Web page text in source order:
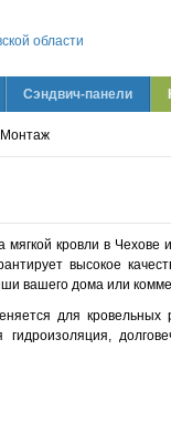
области
Сэндвич-панели
Монтаж
мягкой кровли в
высокое
вашего дома или
для